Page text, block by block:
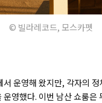
© 빌라레코드, 모스카펫
운영해 왔지만, 각자의
영했다. 이번 남산 쇼룸은